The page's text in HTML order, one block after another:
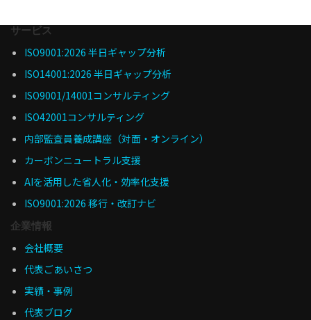
サービス
ISO9001:2026 半日ギャップ分析
ISO14001:2026 半日ギャップ分析
ISO9001/14001コンサルティング
ISO42001コンサルティング
内部監査員養成講座（対面・オンライン）
カーボンニュートラル支援
AIを活用した省人化・効率化支援
ISO9001:2026 移行・改訂ナビ
企業情報
会社概要
代表ごあいさつ
実績・事例
代表ブログ